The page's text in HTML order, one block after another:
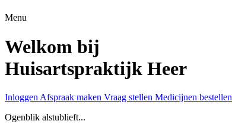
Menu
Welkom bij
Huisartspraktijk Heer
Inloggen Afspraak maken Vraag stellen Medicijnen bestellen
Ogenblik alstublieft...